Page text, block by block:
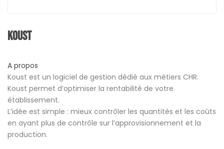
Koust
A propos
Koust est un logiciel de gestion dédié aux métiers CHR.
Koust permet d’optimiser la rentabilité de votre
établissement.
L’idée est simple : mieux contrôler les quantités et les coûts
en ayant plus de contrôle sur l’approvisionnement et la
production.